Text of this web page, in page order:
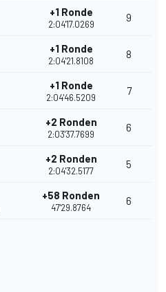
+1 Ronde
2:04'17.0269
9
+1 Ronde
2:04'21.8108
8
+1 Ronde
2:04'46.5209
7
+2 Ronden
2:03'37.7699
6
+2 Ronden
2:04'32.5177
5
+58 Ronden
47'29.8764
6